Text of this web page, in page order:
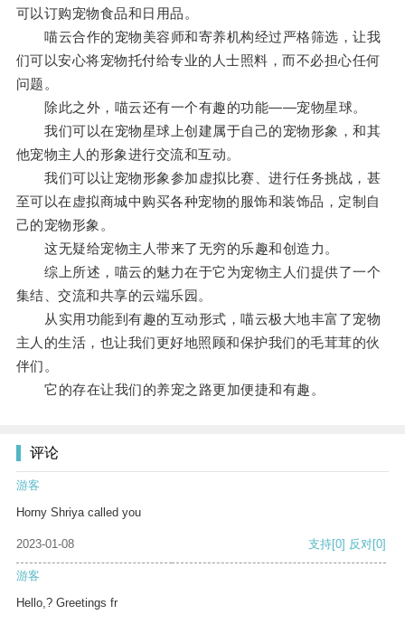
可以订购宠物食品和日用品。
喵云合作的宠物美容师和寄养机构经过严格筛选，让我
们可以安心将宠物托付给专业的人士照料，而不必担心任何
问题。
除此之外，喵云还有一个有趣的功能——宠物星球。
我们可以在宠物星球上创建属于自己的宠物形象，和其
他宠物主人的形象进行交流和互动。
我们可以让宠物形象参加虚拟比赛、进行任务挑战，甚
至可以在虚拟商城中购买各种宠物的服饰和装饰品，定制自
己的宠物形象。
这无疑给宠物主人带来了无穷的乐趣和创造力。
综上所述，喵云的魅力在于它为宠物主人们提供了一个
集结、交流和共享的云端乐园。
从实用功能到有趣的互动形式，喵云极大地丰富了宠物
主人的生活，也让我们更好地照顾和保护我们的毛茸茸的伙
伴们。
它的存在让我们的养宠之路更加便捷和有趣。
评论
游客
Horny Shriya called you
2023-01-08 支持[0] 反对[0]
游客
Hello,? Greetings fr